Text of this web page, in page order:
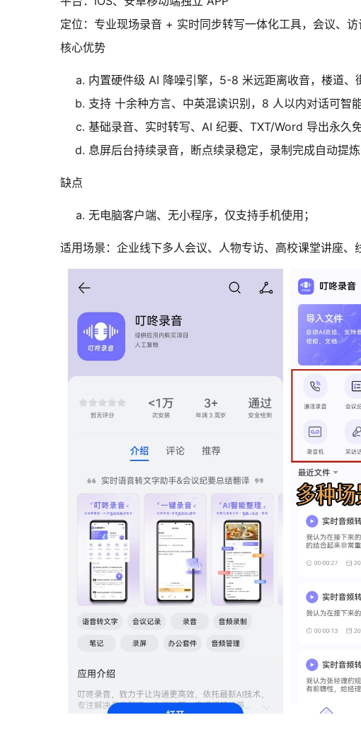
定位：专业现场录音 + 实时同步转写一体化工具，会议、访
核心优势
内置硬件级 AI 降噪引擎，5-8 米远距离收音，楼道、
支持 十余种方言、中英混读识别，8 人以内对话可智
基础录音、实时转写、AI 纪要、TXT/Word 导出永久
息屏后台持续录音，断点续录稳定，录制完成自动提
缺点
无电脑客户端、无小程序，仅支持手机使用；
适用场景：企业线下多人会议、人物专访、高校课堂讲座、